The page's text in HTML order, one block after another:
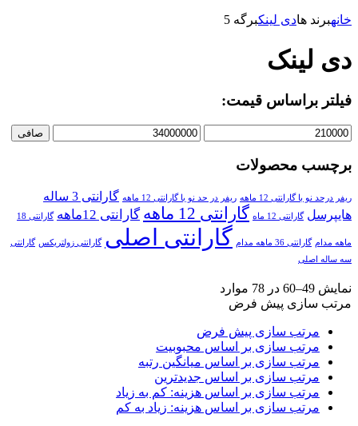
خانهبرند هادی لینکبرگه 5
دی لینک
فیلتر براساس قیمت:
صافی
برچسب محصولات
ریفر درحد نو با گارانتی 12 ماهه ریفر در حد نو با گارانتی 12 ماهه
گارانتی 3 ساله
هایپرسل گارانتی 12 ماه گارانتی 12 ماهه گارانتی 12ماهه گارانتی 18
ماهه مدام گارانتی 36 ماهه مدام گارانتی اصلی گارانتی زولتریکس گارانتی
سه ساله اصلی
نمایش 49–60 در 78 موارد
مرتب سازی پیش فرض
مرتب سازی پیش فرض
مرتب سازی بر اساس محبوبیت
مرتب سازی بر اساس میانگین رتبه
مرتب سازی بر اساس جدیدترین
مرتب سازی بر اساس هزینه: کم به زیاد
مرتب سازی بر اساس هزینه: زیاد به کم